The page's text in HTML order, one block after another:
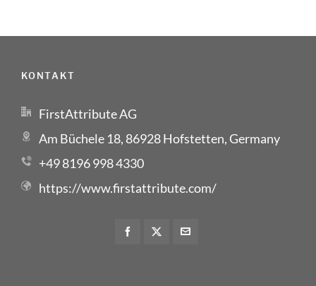
KONTAKT
FirstAttribute AG
Am Büchele 18, 86928 Hofstetten, Germany
+49 8196 998 4330
https://www.firstattribute.com/